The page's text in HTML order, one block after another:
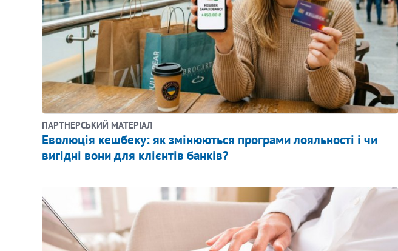
ПАРТНЕРСЬКИЙ МАТЕРІАЛ
Еволюція кешбеку: як змінюються програми лояльності і чи
вигідні вони для клієнтів банків?